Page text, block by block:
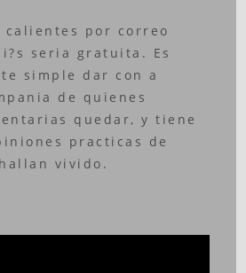
seria gratuita. Es
simple dar con a
de quienes
quedar, y tiene
practicas de
vivido.